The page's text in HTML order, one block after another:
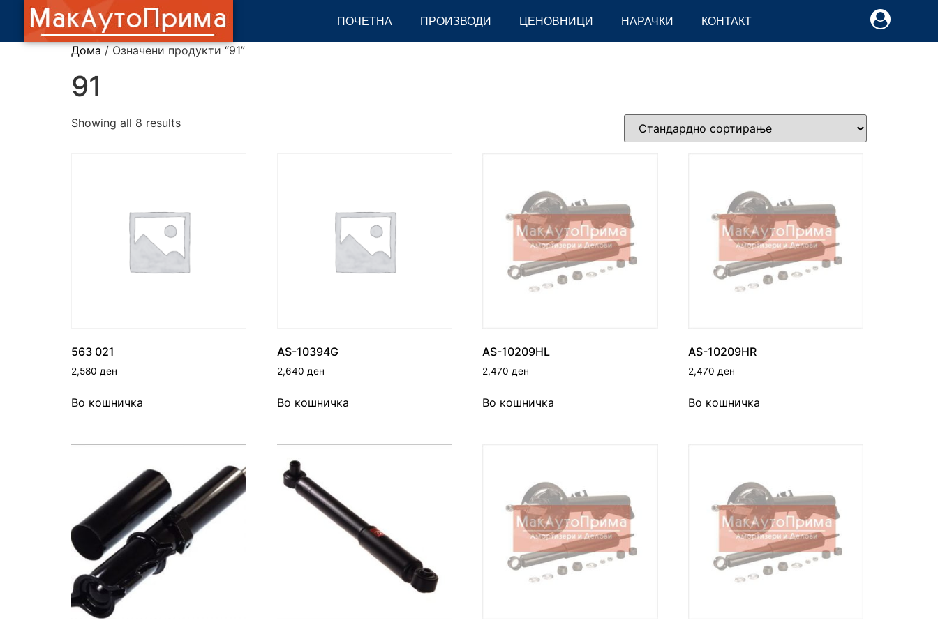
ПОЧЕТНА ПРОИЗВОДИ ЦЕНОВНИЦИ НАРАЧКИ КОНТАКТ
Дома / Означени продукти “91”
91
Showing all 8 results
563 021
2,580 ден
Во кошничка
AS-10394G
2,640 ден
Во кошничка
AS-10209HL
2,470ден
Во кошничка
AS-10209HR
2,470ден
Во кошничка